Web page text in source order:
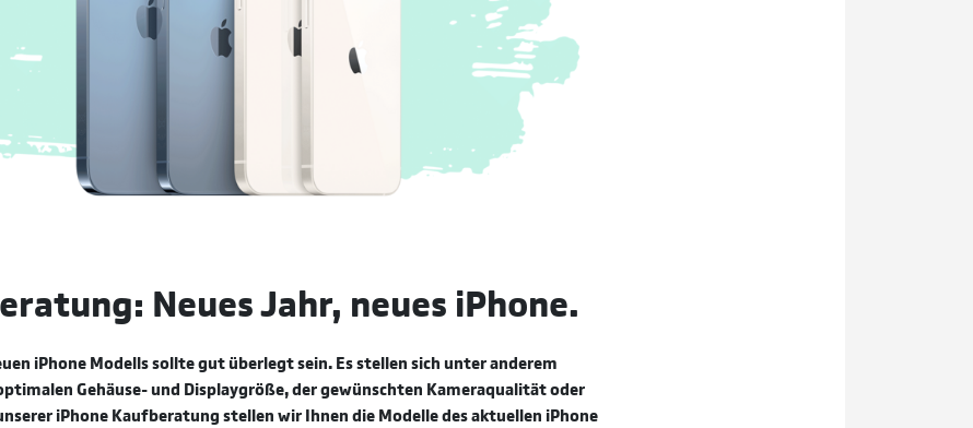
Neues Jahr, neues iPhone.
iPhone Modells sollte gut überlegt sein. Es stellen sich unter anderem
Gehäuse- und Displaygröße, der gewünschten Kameraqualität oder
iPhone Kaufberatung stellen wir Ihnen die Modelle des aktuellen iPhone